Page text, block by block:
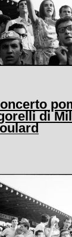
di